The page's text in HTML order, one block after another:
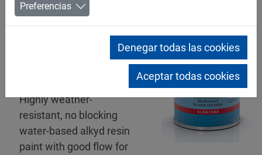
Highly weather-
resistant, no blocking
water-based alkyd resin
paint with good flow for
Preferencias
Denegar todas las cookies
Aceptar todas cookies